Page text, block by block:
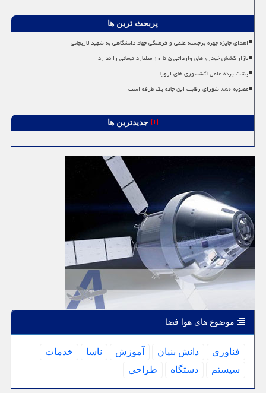
پربحث ترین ها
اهدای جایزه چهره برجسته علمی و فرهنگی جهاد دانشگاهی به شهید لاریجانی
بازار کشش خودرو های وارداتی ۵ تا ۱۰ میلیارد تومانی را ندارد
پشت پرده علمی آتشسوزی های اروپا
مصوبه ۸۵۶ شورای رقابت این جاده یک طرفه است
جدیدترین ها
موضوع های هوا فضا
فناوری دانش بنیان آموزش ناسا
خدمات
سیستم
دستگاه طراحی